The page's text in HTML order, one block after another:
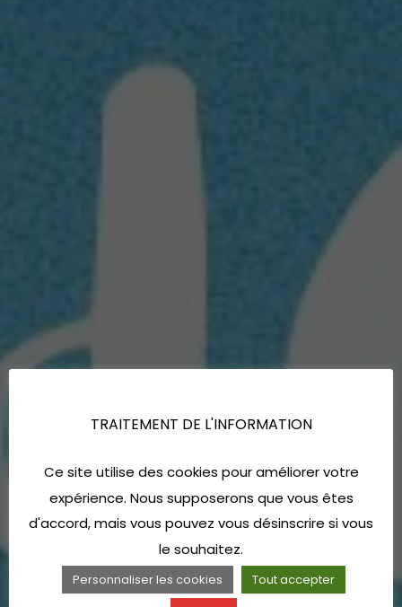
TRAITEMENT DE L'INFORMATION
Ce site utilise des cookies pour améliorer votre
expérience. Nous supposerons que vous êtes
d'accord, mais vous pouvez vous désinscrire si vous
le souhaitez.
Personnaliser les cookies
Tout accepter